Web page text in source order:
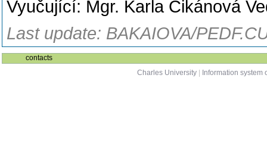
Vyučující: Mgr. Karla Cikánová
Last update: BAKAIOVA/
contacts
Charles University
Information